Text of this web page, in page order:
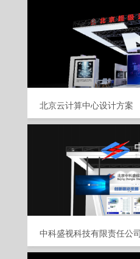
北京云计算中心设计方案
中科盛视科技有限责任公司